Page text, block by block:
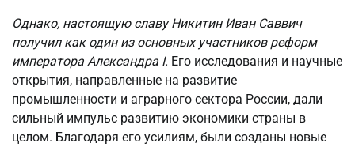
Однако, настоящую славу Никитин Иван Саввич
получил как один из основных участников реформ
императора Александра I. Его исследования и научные
открытия, направленные на развитие
промышленности и аграрного сектора России, дали
сильный импульс развитию экономики страны в
целом. Благодаря его усилиям, были созданы новые